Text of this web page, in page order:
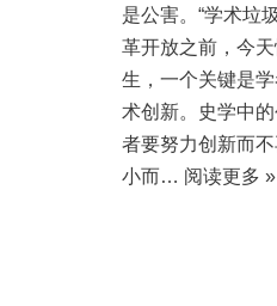
是公害。“学术垃
革开放之前，今
生，一个关键是
术创新。史学中
者要努力创新而不
小而… 阅读更多 »